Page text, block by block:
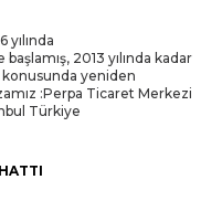
2013 yılında kadar
yeniden
:Perpa Ticaret Merkezi
Türkiye